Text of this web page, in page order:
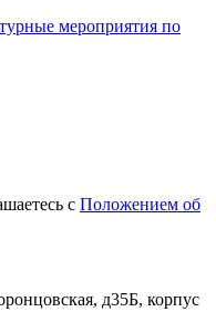
мероприятия по
с Положением об
д35Б, корпус